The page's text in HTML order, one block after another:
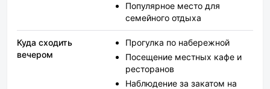
Популярное место для
семейного отдыха
Куда сходить
вечером
Прогулка по набережной
Посещение местных кафе и
ресторанов
Наблюдение за закатом на